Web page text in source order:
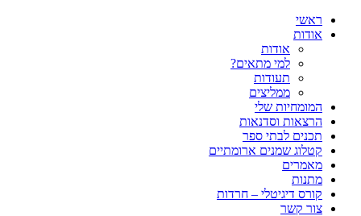
ראשי
אודות
אודות
למי מתאים?
תעודות
ממליצים
המומחיות שלי
הרצאות וסדנאות
תכנים לבתי ספר
קטלוג שמנים ארומתיים
מאמרים
מתנות
קורס דיגיטלי – חרדות
צור קשר